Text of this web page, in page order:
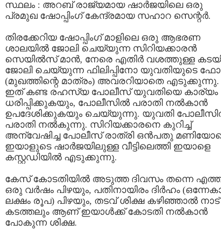
സ്ഥലം : അറബ് രാജ്യമായ ഷാര്‍ജയിലെ ഒരു
പ്രമുഖ ഷോപ്പിംഗ് കേന്ദ്രമായ സഹാറ സെന്റര്‍.
തിരക്കേറിയ ഷോപ്പിംഗ് മാളിലെ ഒരു ആഭരണ
ശാലയില്‍ ജോലി ചെയ്യുന്ന സിറിയക്കാരന്‍
സെയില്‍സ്‌ മാന്‍, നേരെ എതിര്‍ വശത്തുള്ള
ജോലി ചെയ്യുന്ന ഫിലിപ്പിനോ യുവതിയുടെ
(മുഖത്തിന്റെ മാത്രം) അവരറിയാതെ എടുക്കുന്നു.
ഇത് കണ്ട രഹസ്യ പോലീസ്‌ യുവതിയെ കാര്യം
ധരിപ്പിക്കുകയും, പോലീസില്‍ പരാതി നല്‍കാന്‍
ഉപദേശിക്കുകയും ചെയ്യുന്നു. യുവതി
പരാതി നല്‍കുന്നു. സിറിയക്കാരനെ കുറിച്ച്
അന്വേഷിച്ച പോലീസ്‌ രാത്രി ഒന്‍പതു
ഇയാളുടെ ഷാര്‍ജയിലുള്ള വീട്ടിലെത്തി ഇയാളെ
കസ്റ്റഡിയില്‍ എടുക്കുന്നു.
കേസ്‌ കോടതിയില്‍ അടുത്ത ദിവസം തന്നെ
ഒരു വര്‍ഷം പിഴയും, പതിനായിരം ദിര്‍ഹം
ലക്ഷം രൂപ) പിഴയും, തടവ്‌ ശിക്ഷ കഴിഞ്ഞാല്‍ നാട്
കടത്തലും ആണ് ഇയാള്‍ക്ക് കോടതി നല്‍കാന്‍
പോകുന്ന ശിക്ഷ.